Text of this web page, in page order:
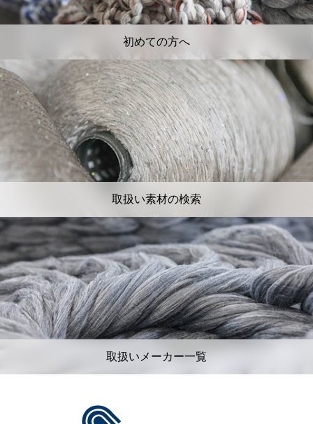
初めての方へ
取扱い素材の検索
取扱いメーカー一覧